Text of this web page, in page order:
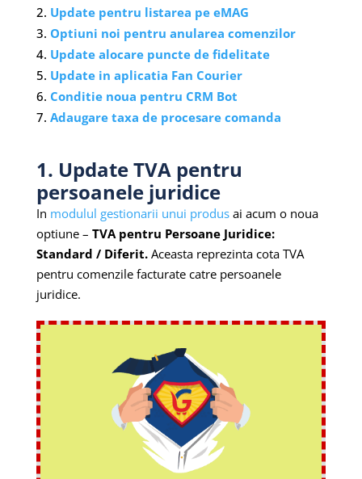
Update pentru listarea pe eMAG
Optiuni noi pentru anularea comenzilor
Update alocare puncte de fidelitate
Update in aplicatia Fan Courier
Conditie noua pentru CRM Bot
Adaugare taxa de procesare comanda
1. Update TVA pentru
persoanele juridice
In modulul gestionarii unui produsai acum o noua
optiune – TVA pentru Persoane Juridice:
Standard / Diferit.Aceasta reprezinta cota TVA
pentru comenzile facturate catre persoanele
juridice.